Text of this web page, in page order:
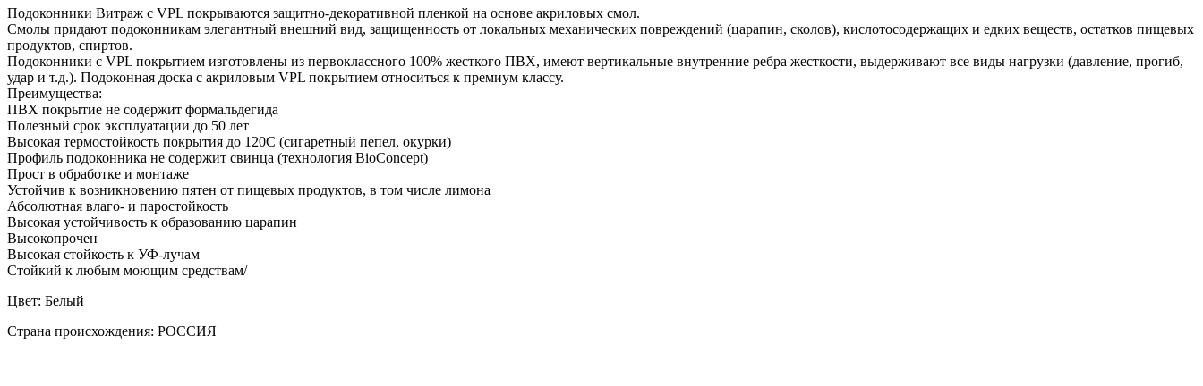
Подоконники Витраж с VPL покрываются защитно-декоративной пленкой на основе акриловых смол.
Смолы придают подоконникам элегантный внешний вид, защищенность от локальных механических повреждений (царапин, сколов), кислотосодержащих и едких веществ, остатков пищевых
продуктов, спиртов.
Подоконники с VPL покрытием изготовлены из первоклассного 100% жесткого ПВХ, имеют вертикальные внутренние ребра жесткости, выдерживают все виды нагрузки (давление, прогиб,
удар и т.д.). Подоконная доска с акриловым VPL покрытием относиться к премиум классу.
Преимущества:
ПВХ покрытие не содержит формальдегида
Полезный срок эксплуатации до 50 лет
Высокая термостойкость покрытия до 120С (сигаретный пепел, окурки)
Профиль подоконника не содержит свинца (технология BioConcept)
Прост в обработке и монтаже
Устойчив к возникновению пятен от пищевых продуктов, в том числе лимона
Абсолютная влаго- и паростойкость
Высокая устойчивость к образованию царапин
Высокопрочен
Высокая стойкость к УФ-лучам
Стойкий к любым моющим средствам/
Цвет: Белый
Страна происхождения: РОССИЯ